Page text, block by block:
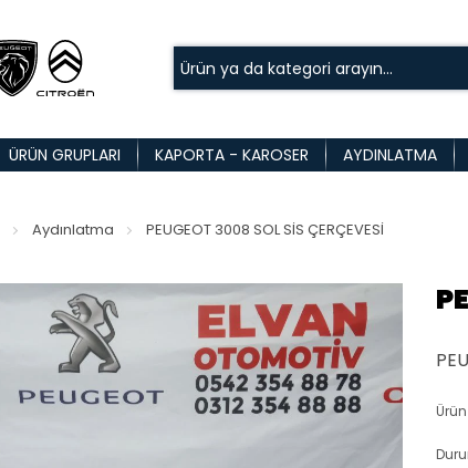
ÜRÜN GRUPLARI KAPORTA - KAROSER AYDINLATMA
Aydınlatma PEUGEOT 3008 SOL SİS ÇERÇEVESİ